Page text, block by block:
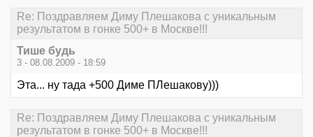
Re: Поздравляем Диму Плешакова с уникальным
результатом в гонке 500+ в Москве!!!
Тише будь
3 - 08.08.2009 - 18:59
Эта... ну тада +500 Диме ПЛешакову)))
Re: Поздравляем Диму Плешакова с уникальным
результатом в гонке 500+ в Москве!!!